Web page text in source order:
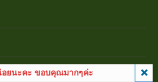
อยนะคะ ขอบคุณมากๆค่ะ